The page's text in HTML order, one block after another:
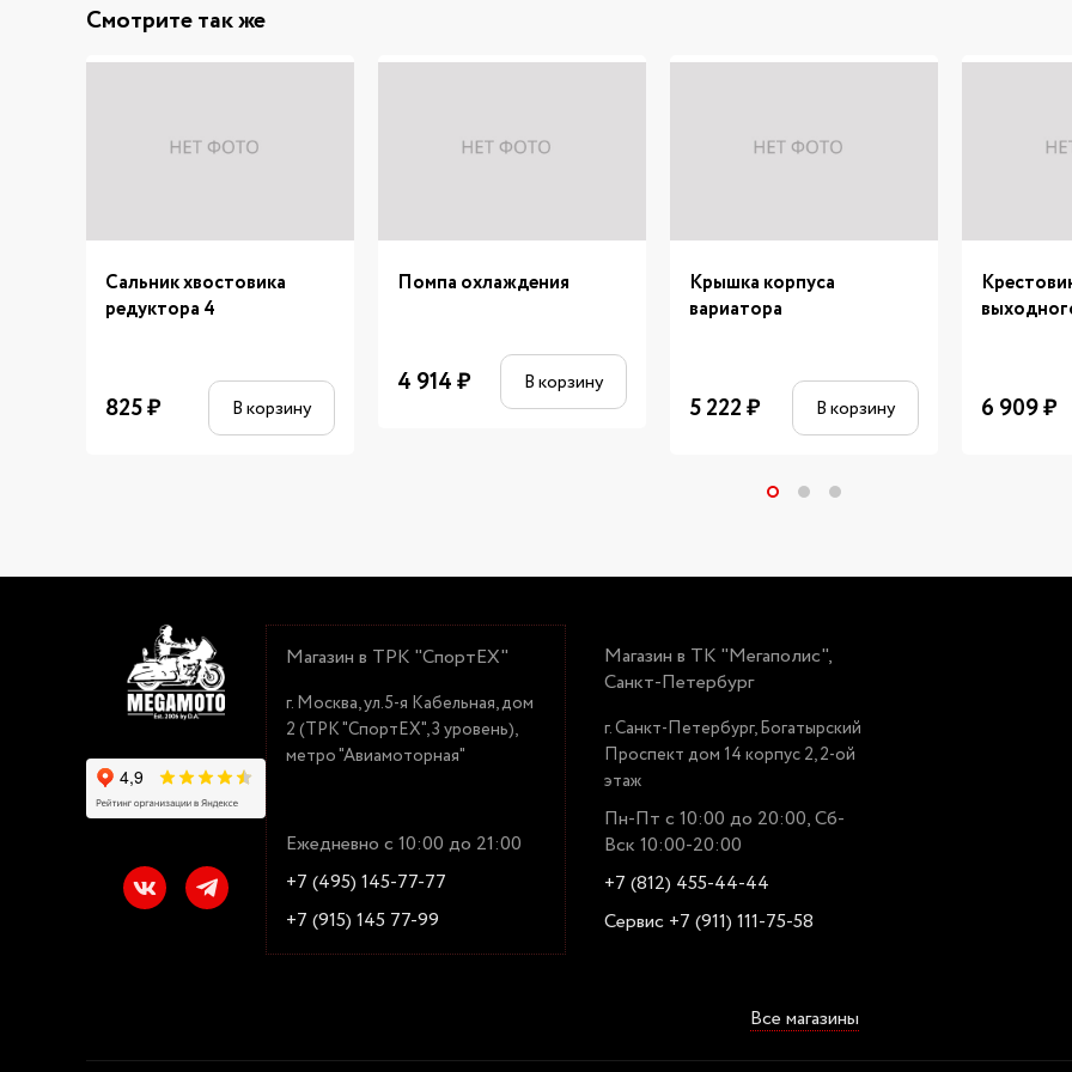
Смотрите так же
Сальник хвостовика
редуктора 4
825₽ В корзину
Помпа охлаждения
4 914₽ В корзину
Крышка корпуса
вариатора
5 222₽ В корзину 6 909₽
Магазин в ТРК "СпортЕХ"
г. Москва, ул.5-я Кабельная, дом
2 (ТРК "СпортЕХ", 3 уровень),
метро "Авиамоторная"
Ежедневно с 10:00 до 21:00
+7 (495) 145-77-77
+7 (915) 145 77-99
Магазин в ТК "Мегаполис",
Санкт-Петербург
г. Санкт-Петербург, Богатырский
Проспект дом 14 корпус 2, 2-ой
этаж
Пн-Пт с 10:00 до 20:00, Сб-
Вск 10:00-20:00
+7 (812) 455-44-44
Сервис +7 (911) 111-75-58
Все магазины